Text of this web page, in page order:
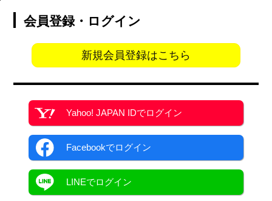
会員登録・ログイン
新規会員登録はこちら
Yahoo! JAPAN IDでログイン
Facebookでログイン
LINEでログイン